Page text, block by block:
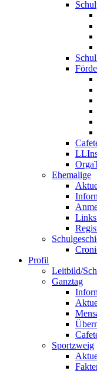
Ehemalige
Links
Profil
Leitbild/
Ganztag
Sportzweig